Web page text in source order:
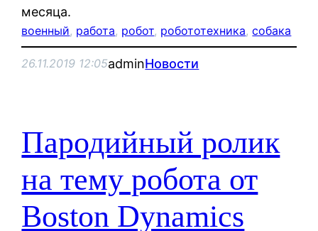
месяца.
военный, работа, робот, робототехника, собака
26.11.2019 12:05adminНовости
Пародийный ролик
на тему робота от
Boston Dynamics